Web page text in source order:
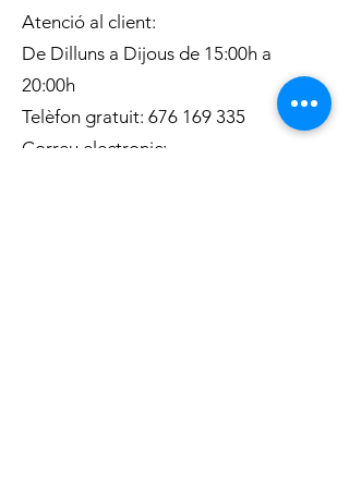
Atenció al client:
De Dilluns a Dijous de 15:00h a
20:00h
Telèfon gratuit: 676 169 335
Correu electronic: